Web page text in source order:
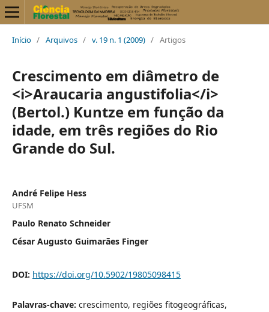
Início / Arquivos / v. 19 n. 1 (2009) / Artigos
Crescimento em diâmetro de
<i>Araucaria angustifolia</i>
(Bertol.) Kuntze em função da
idade, em três regiões do Rio
Grande do Sul.
André Felipe Hess
UFSM
Paulo Renato Schneider
César Augusto Guimarães Finger
DOI: https://doi.org/10.5902/19805098415
Palavras-chave: crescimento, regiões fitogeográficas,